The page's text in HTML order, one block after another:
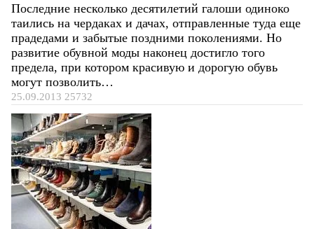
Последние несколько десятилетий галоши одиноко
таились на чердаках и дачах, отправленные туда еще
прадедами и забытые поздними поколениями. Но
развитие обувной моды наконец достигло того
предела, при котором красивую и дорогую обувь
могут позволить…
25.09.2013 25732